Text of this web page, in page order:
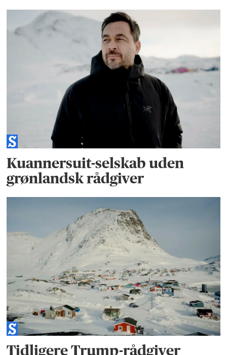
Kuannersuit-selskab uden
grønlandsk rådgiver
Tidligere Trump-rådgiver